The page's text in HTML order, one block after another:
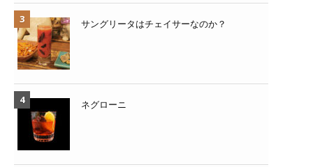
サングリータはチェイサーなのか？
ネグローニ